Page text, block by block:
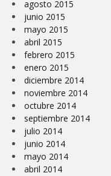
agosto 2015
junio 2015
mayo 2015
abril 2015
febrero 2015
enero 2015
diciembre 2014
noviembre 2014
octubre 2014
septiembre 2014
julio 2014
junio 2014
mayo 2014
abril 2014